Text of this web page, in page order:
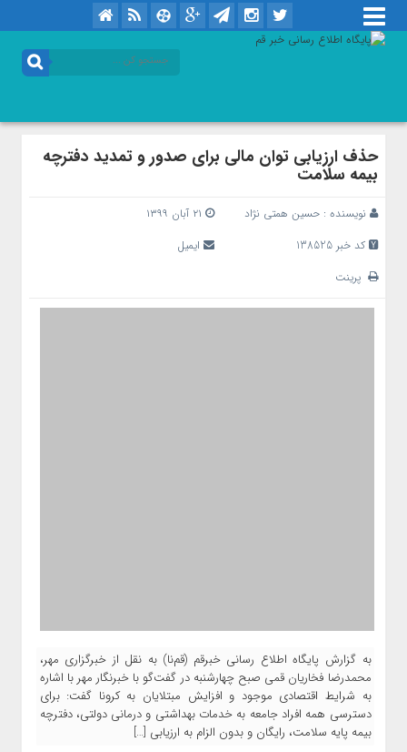
حذف ارزیابی توان مالی برای صدور و تمدید دفترچه
بیمه سلامت
نویسنده : حسین همتی نژاد
کد خبر 138525
ایمیل
پرینت
به گزارش پایگاه اطلاع رسانی خبرقم (قم‌نا) به نقل از خبرگزاری مهر،
محمدرضا فخاریان قمی صبح چهارشنبه در گفت‌گو با خبرنگار مهر با اشاره
به شرایط اقتصادی موجود و افزایش مبتلایان به کرونا گفت: برای
دسترسی همه افراد جامعه به خدمات بهداشتی و درمانی دولتی، دفترچه
بیمه پایه سلامت، رایگان و بدون الزام به ارزیابی […]